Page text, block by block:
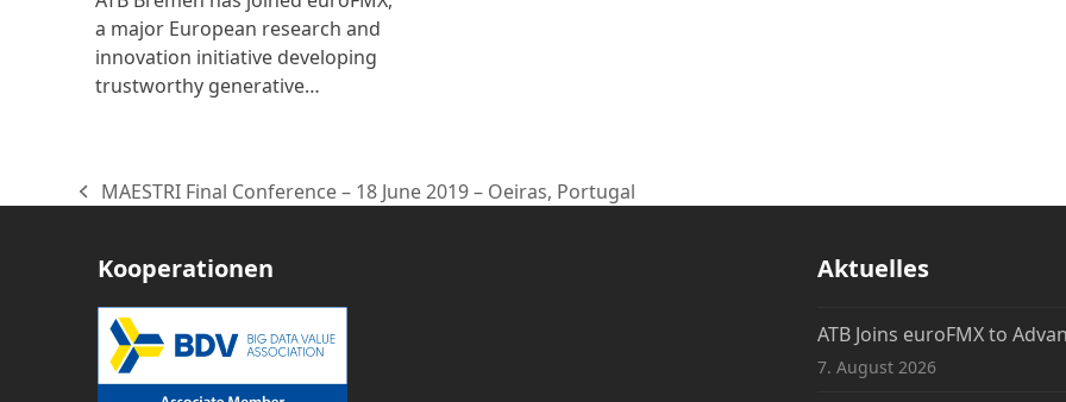
a major European research and
innovation initiative developing
trustworthy generative…
vorheriger
MAESTRI Final Conference – 18 June 2019 – Oeiras, Portugal
Kooperationen Aktuelles
ATB Joins euroFMX to
7. August 2026